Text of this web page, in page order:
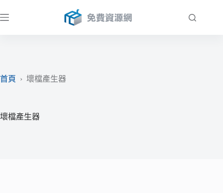
至
首頁
› 壞檔產生器
壞檔產生器